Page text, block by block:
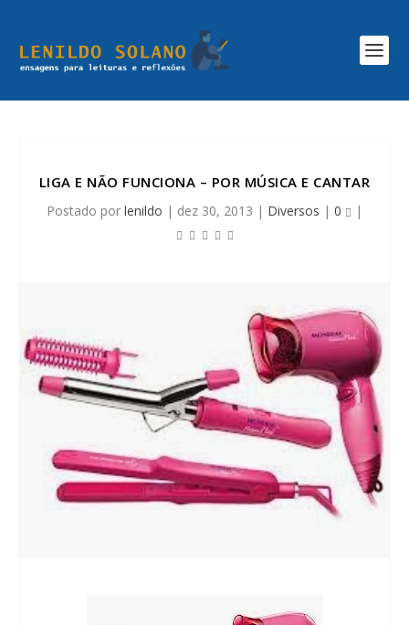
LIGA E NÃO FUNCIONA – POR MÚSICA E CANTAR
Postado por lenildo | dez 30, 2013 | Diversos | 0 |